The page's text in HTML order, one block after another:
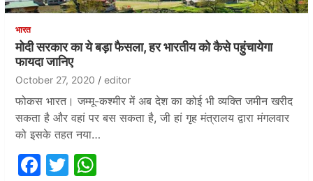
भारत
मोदी सरकार का ये बड़ा फैसला, हर भारतीय को कैसे पहुंचायेगा
फायदा जानिए
October 27, 2020 editor
फोकस भारत। जम्मू-कश्मीर में अब देश का कोई भी व्यक्ति जमीन खरीद
सकता है और वहां पर बस सकता है, जी हां गृह मंत्रालय द्वारा मंगलवार
को इसके तहत नया…
F
T